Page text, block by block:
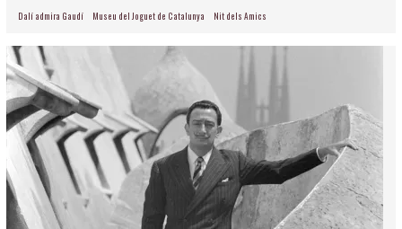
Dalí admira Gaudí Museu del Joguet de Catalunya Nit dels Amics